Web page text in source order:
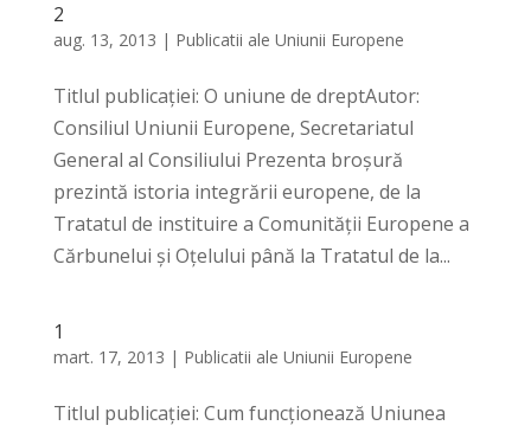
2
aug. 13, 2013 | Publicatii ale Uniunii Europene
Titlul publicației: O uniune de dreptAutor:
Consiliul Uniunii Europene, Secretariatul
General al Consiliului Prezenta broșură
prezintă istoria integrării europene, de la
Tratatul de instituire a Comunității Europene a
Cărbunelui și Oțelului până la Tratatul de la...
1
mart. 17, 2013 | Publicatii ale Uniunii Europene
Titlul publicației: Cum funcţionează Uniunea